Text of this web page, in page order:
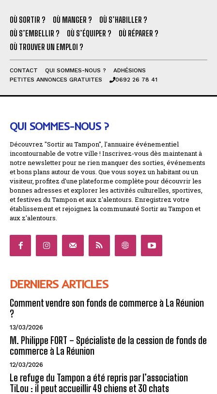
OÙ SORTIR ? OÙ MANGER ?
OÙ S’HABILLER ?
OÙ S’EMBELLIR ?
OÙ S’ÉQUIPER ?
OÙ RÉPARER ?
OÙ TROUVER UN EMPLOI ?
CONTACT QUI SOMMES-NOUS ?
ADHÉSIONS
PETITES ANNONCES GRATUITES
0692 26 78 41
QUI SOMMES-NOUS ?
Découvrez "Sortir au Tampon", l'annuaire événementiel
incontournable de votre ville ! Inscrivez-vous dès maintenant à
notre newsletter pour ne rien manquer des sorties, événements
et bons plans autour de vous. Que vous soyez un habitant ou un
visiteur, profitez d'une plateforme complète pour découvrir les
bonnes adresses et explorer les activités culturelles, sportives,
et festives du Tampon et aux z'alentours. Enregistrez votre
établissement et rejoignez la communauté Sortir au Tampon et
aux z'alentours.
DERNIERS ARTICLES
Comment vendre son fonds de commerce à La Réunion
?
13/03/2026
M. Philippe FORT – Spécialiste de la cession de fonds de
commerce à La Réunion
12/03/2026
Le refuge du Tampon a été repris par l’association
TiLou : il peut accueillir 49 chiens et 30 chats